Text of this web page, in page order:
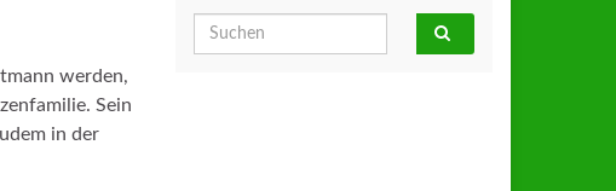
werden,
Sein
in der
Search for: